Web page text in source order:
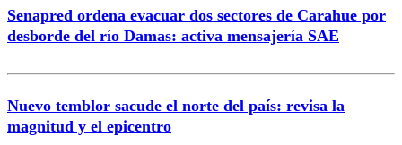
Correo
Senapred ordena evacuar dos sectores de Carahue por
desborde del río Damas: activa mensajería SAE
Nuevo temblor sacude el norte del país: revisa la
magnitud y el epicentro